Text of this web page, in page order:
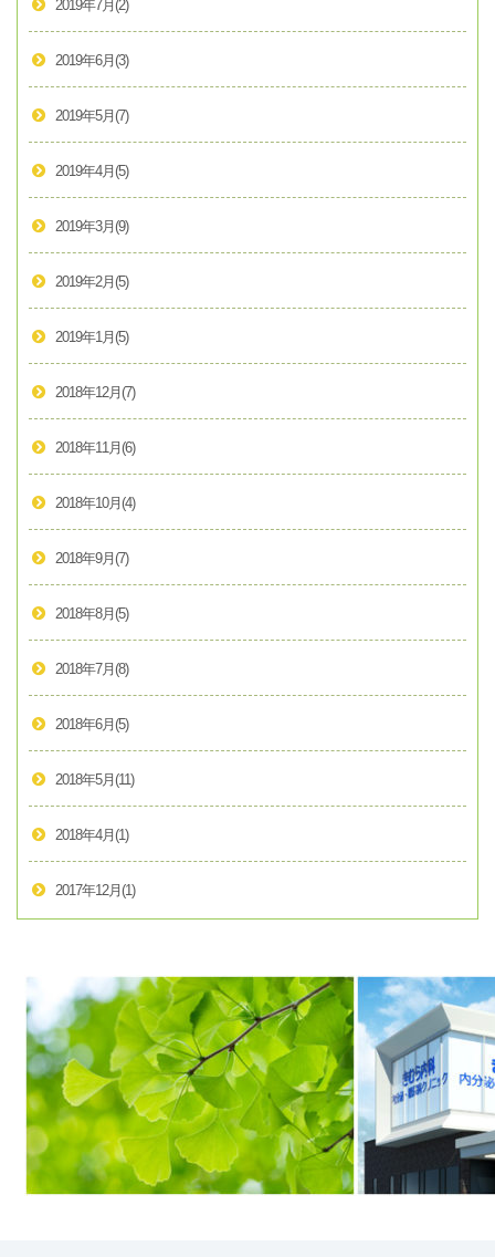
2019年7月 (2)
2019年6月 (3)
2019年5月 (7)
2019年4月 (5)
2019年3月 (9)
2019年2月 (5)
2019年1月 (5)
2018年12月 (7)
2018年11月 (6)
2018年10月 (4)
2018年9月 (7)
2018年8月 (5)
2018年7月 (8)
2018年6月 (5)
2018年5月 (11)
2018年4月 (1)
2017年12月 (1)